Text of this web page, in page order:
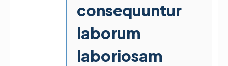
consequuntur
laborum
laboriosam